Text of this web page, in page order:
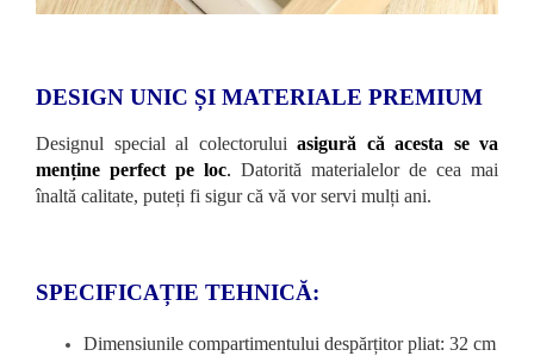
DESIGN UNIC ȘI MATERIALE PREMIUM
Designul special al colectorului asigură că acesta se va
menține perfect pe loc. Datorită materialelor de cea mai
înaltă calitate, puteți fi sigur că vă vor servi mulți ani.
SPECIFICAȚIE TEHNICĂ:
Dimensiunile compartimentului despărțitor pliat: 32 cm